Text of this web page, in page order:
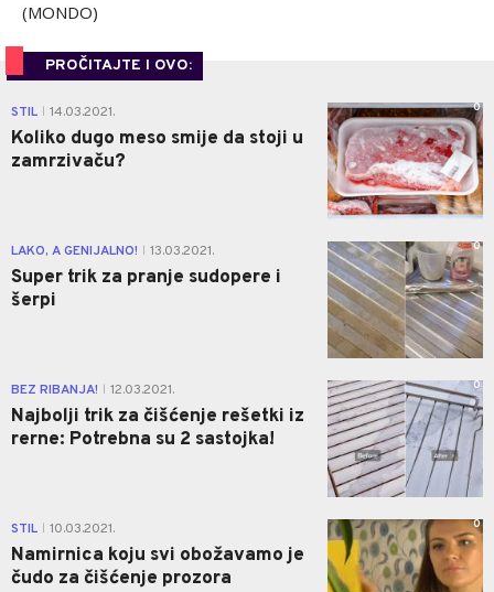
(MONDO)
PROČITAJTE I OVO:
STIL 14.03.2021.
Koliko dugo meso smije da stoji u
zamrzivaču?
0
LAKO, A GENIJALNO! 13.03.2021.
Super trik za pranje sudopere i
šerpi
0
BEZ RIBANJA! 12.03.2021.
Najbolji trik za čišćenje rešetki iz
rerne: Potrebna su 2 sastojka!
0
STIL 10.03.2021.
Namirnica koju svi obožavamo je
čudo za čišćenje prozora
0